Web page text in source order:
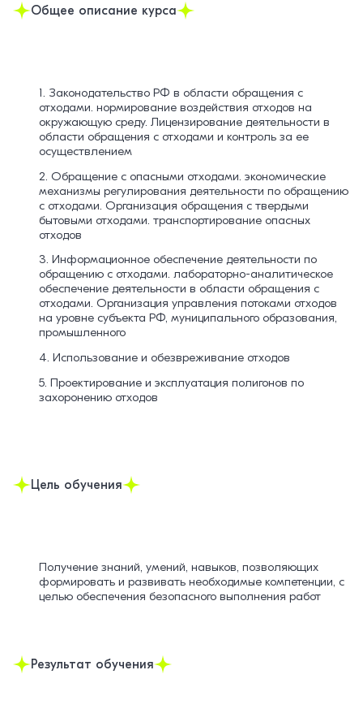
Общее описание курса
1. Законодательство РФ в области обращения с
отходами. нормирование воздействия отходов на
окружающую среду. Лицензирование деятельности в
области обращения с отходами и контроль за ее
осуществлением
2. Обращение с опасными отходами. экономические
механизмы регулирования деятельности по обращению
с отходами. Организация обращения с твердыми
бытовыми отходами. транспортирование опасных
отходов
3. Информационное обеспечение деятельности по
обращению с отходами. лабораторно-аналитическое
обеспечение деятельности в области обращения с
отходами. Организация управления потоками отходов
на уровне субъекта РФ, муниципального образования,
промышленного
4. Использование и обезвреживание отходов
5. Проектирование и эксплуатация полигонов по
захоронению отходов
Цель обучения
Получение знаний, умений, навыков, позволяющих
формировать и развивать необходимые компетенции, с
целью обеспечения безопасного выполнения работ
Результат обучения